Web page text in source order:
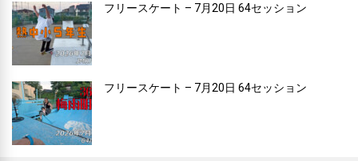
フリースケート – 7月20日 64セッション
フリースケート – 7月20日 64セッション